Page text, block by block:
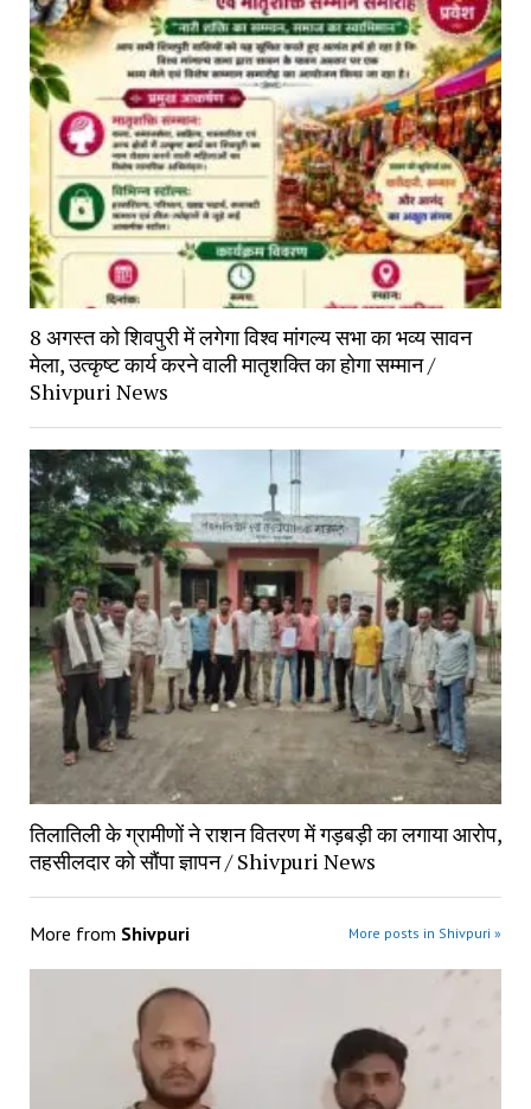
8 अगस्त को शिवपुरी में लगेगा विश्व मांगल्य सभा का भव्य सावन
मेला, उत्कृष्ट कार्य करने वाली मातृशक्ति का होगा सम्मान /
Shivpuri News
तिलातिली के ग्रामीणों ने राशन वितरण में गड़बड़ी का लगाया आरोप,
तहसीलदार को सौंपा ज्ञापन / Shivpuri News
More from Shivpuri More posts in Shivpuri »